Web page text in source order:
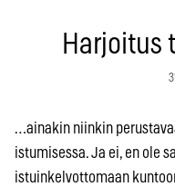
Harjoitus
…ainakin niinkin
istumisessa. Ja ei, en ole
istuinkelvottomaan